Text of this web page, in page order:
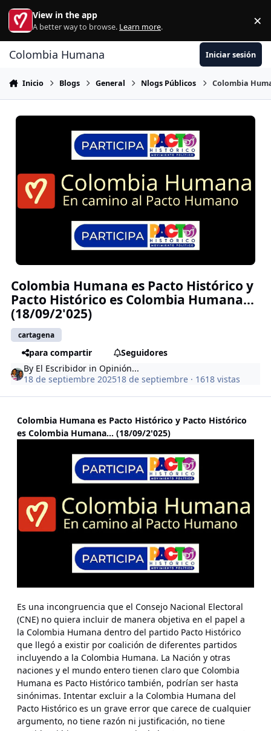
Ir al contenido
View in the app
A better way to browse. Learn more. ×
Colombia Humana Iniciar sesión
Inicio Blogs General Nlogs Públicos Colombia
Colombia Humana es Pacto Histórico y
Pacto Histórico es Colombia Humana...
(18/09/2'025)
cartagena
para compartir
Seguidores
By El Escribidor inOpinión...
18 de septiembre 202518 de septiembre · 1618 vistas
Colombia Humana es Pacto Histórico y Pacto Histórico
es Colombia Humana... (18/09/2'025)
Es una incongruencia que el Consejo Nacional Electoral
(CNE) no quiera incluir de manera objetiva en el papel a
la Colombia Humana dentro del partido Pacto Histórico
que llegó a existir por coalición de diferentes partidos
incluyendo a la Colombia Humana. La Nación y otras
naciones y el mundo entero tienen claro que Colombia
Humana es Pacto Histórico también, podrían ser hasta
sinónimas. Intentar excluir a la Colombia Humana del
Pacto Histórico es un grave error que carece de cualquier
argumento, no tiene razón ni justificación, no tiene